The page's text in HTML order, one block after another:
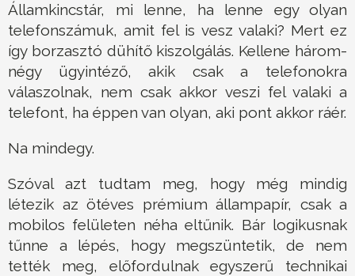
Államkincstár, mi lenne, ha lenne egy olyan
telefonszámuk, amit fel is vesz valaki? Mert ez
így borzasztó dühítő kiszolgálás. Kellene három-
négy ügyintéző, akik csak a telefonokra
válaszolnak, nem csak akkor veszi fel valaki a
telefont, ha éppen van olyan, aki pont akkor ráér.
Na mindegy.
Szóval azt tudtam meg, hogy még mindig
létezik az ötéves prémium állampapír, csak a
mobilos felületen néha eltűnik. Bár logikusnak
tűnne a lépés, hogy megszüntetik, de nem
tették meg, előfordulnak egyszerű technikai